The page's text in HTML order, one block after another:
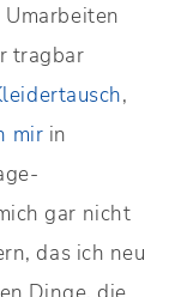
tragbar
,
mir in
gar nicht
das ich neu